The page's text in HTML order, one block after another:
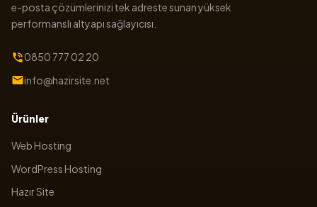
e-posta çözümlerinizi tek adreste sunan yüksek
performanslı altyapı sağlayıcısı.
0850 777 02 20
info@hazirsite.net
Ürünler
Web Hosting
WordPress Hosting
Hazır Site